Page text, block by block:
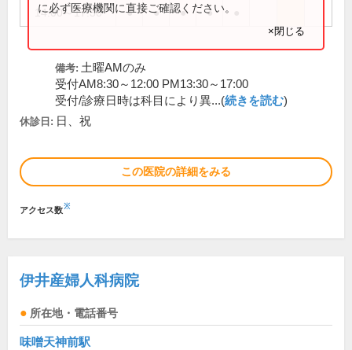
14:00～17:30 ● ● ● ●
に必ず医療機関に直接ご確認ください。
×閉じる
備考: 土曜AMのみ
受付AM8:30～12:00 PM13:30～17:00
受付/診療日時は科目により異...(続きを読む)
休診日: 日、祝
この医院の詳細をみる
アクセス数※
伊井産婦人科病院
所在地・電話番号
味噌天神前駅